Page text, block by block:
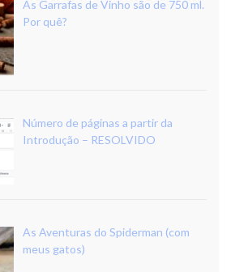
As Garrafas de Vinho são de 750 ml.
Por quê?
Número de páginas a partir da
Introdução – RESOLVIDO
As Aventuras do Spiderman (com
meus gatos)